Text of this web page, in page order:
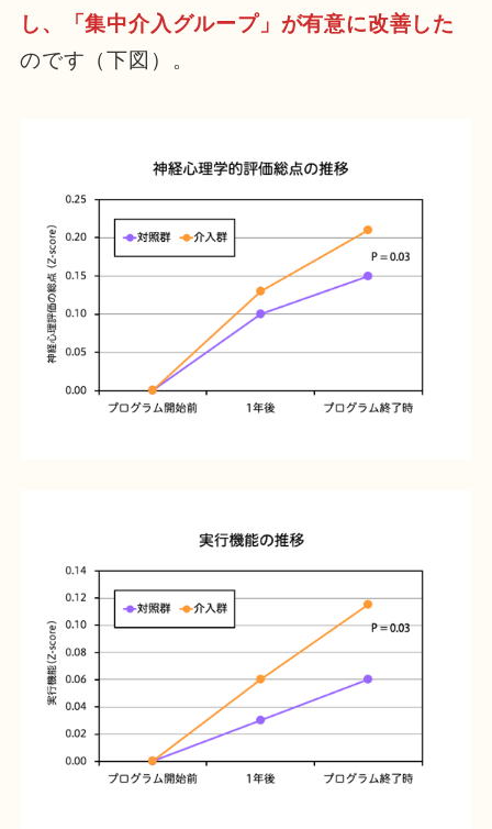
し、「集中介入グループ」が有意に改善した
のです（下図）。